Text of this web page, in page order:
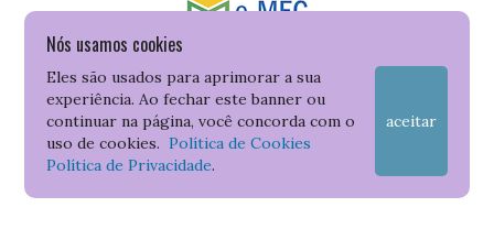
Nós usamos cookies
Eles são usados para aprimorar a sua
experiência. Ao fechar este banner ou
continuar na página, você concorda com o
uso de cookies.Política de Cookies
Política de Privacidade.
aceitar
Consulte o cadastro da Instituição no Sistema do e-MEC